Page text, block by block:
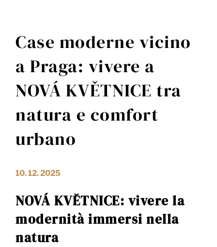
Case moderne vicino
a Praga: vivere a
NOVÁ KVĚTNICE tra
natura e comfort
urbano
10. 12. 2025
NOVÁ KVĚTNICE: vivere la
modernità immersi nella
natura